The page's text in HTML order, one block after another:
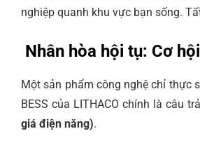
nghiệp quanh khu vực bạn sống.
Nhân hòa hội tụ: Cơ
Một sản phẩm công nghệ chỉ thực
BESS của LITHACO chính là câu
giá điện năng).